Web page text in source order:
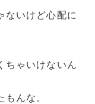
ないけど心配に
ちゃいけないん
んな。